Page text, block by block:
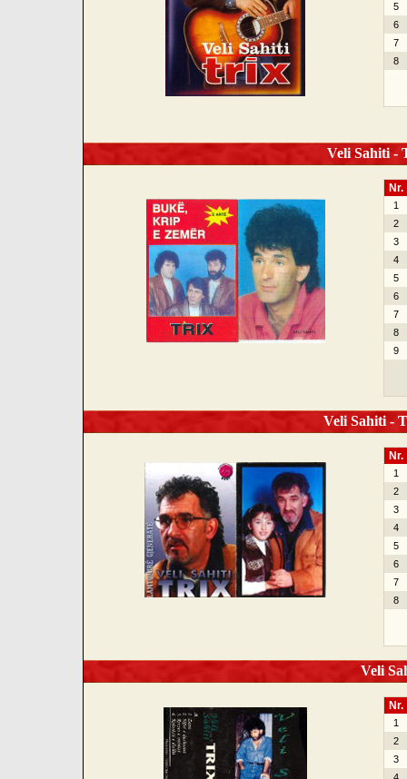
5
6
7
8
Veli Sahiti -
Nr.
1
2
3
4
5
6
7
8
9
Veli Sahiti -
Nr.
1
2
3
4
5
6
7
8
Veli
Nr.
1
2
3